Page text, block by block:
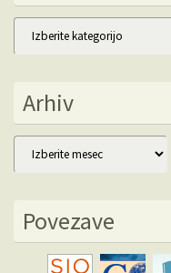
Kategorije
Arhiv
Arhiv
Povezave